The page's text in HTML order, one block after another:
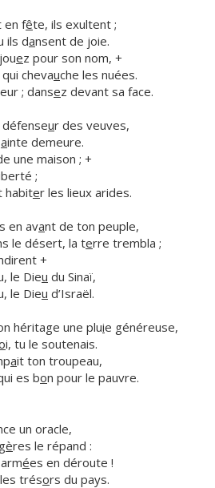
en fête, ils exultent ;
ils dansent de joie.
ez pour son nom, +
chevauche les nuées.
; dansez devant sa face.
ur des veuves,
ainte demeure.
une maison ; +
;
habiter les lieux arides.
en avant de ton peuple,
le désert, la terre trembla ;
+
le Dieu du Sinaï,
le Dieu d’Israël.
héritage une pluie généreuse,
i, tu le soutenais.
ait ton troupeau,
es bon pour le pauvre.
un oracle,
ères le répand :
ées en déroute !
trésors du pays.